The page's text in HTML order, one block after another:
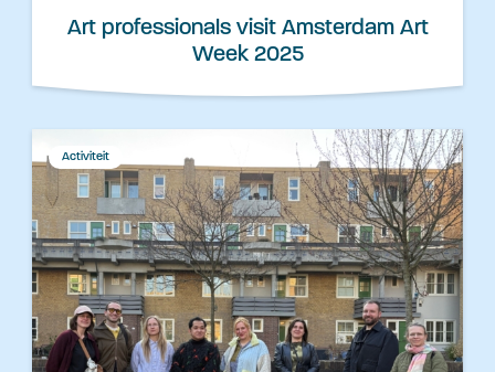
Art professionals visit Amsterdam Art
Week 2025
Activiteit